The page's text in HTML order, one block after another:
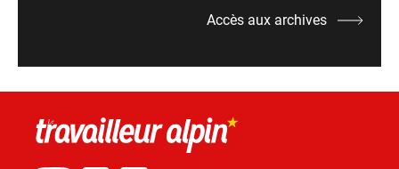
Accès aux archives